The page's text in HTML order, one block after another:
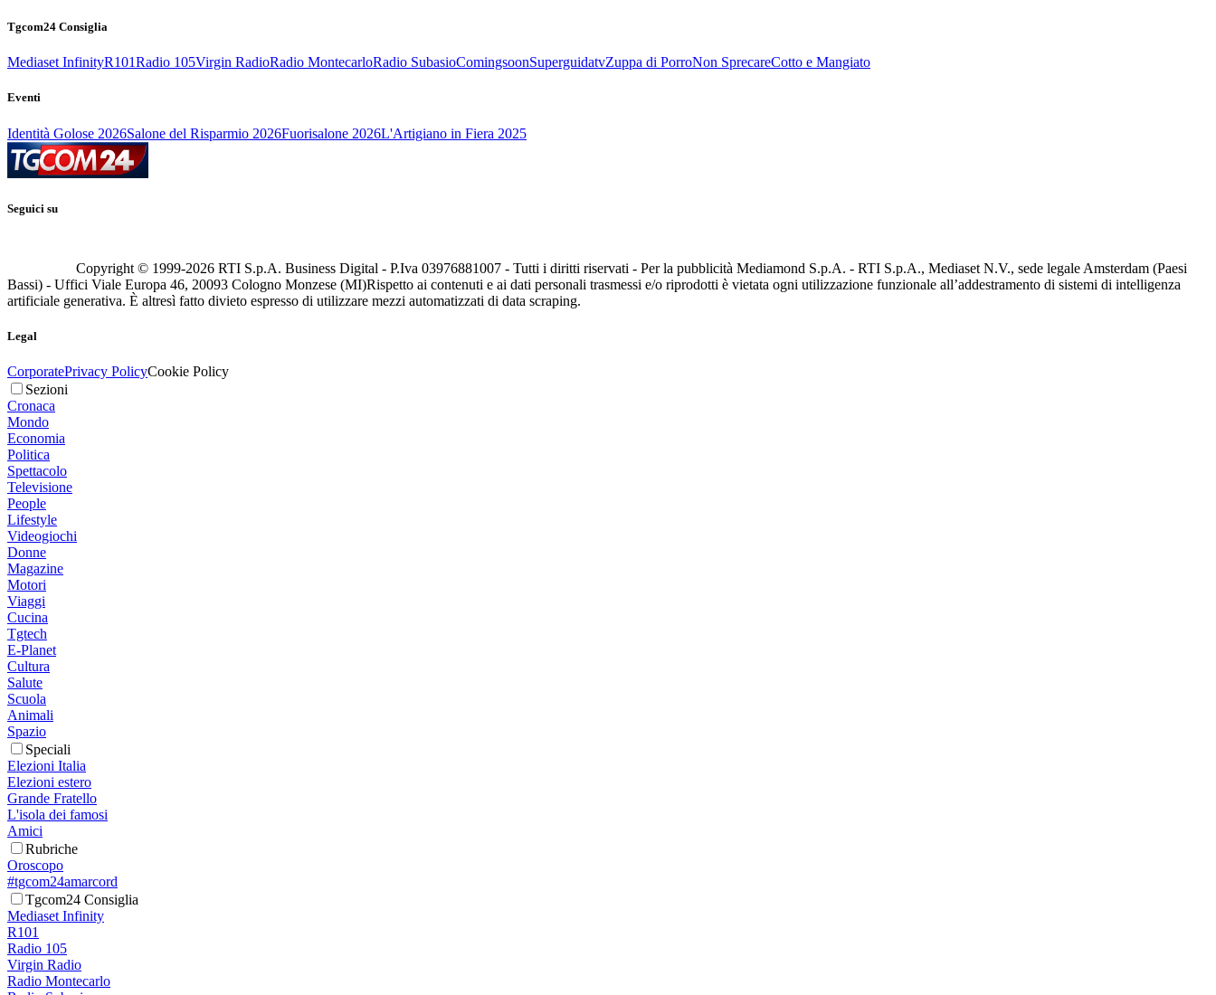
Tgcom24 Consiglia
Mediaset InfinityR101Radio 105Virgin RadioRadio MontecarloRadio SubasioComingsoonSuperguidatvZuppa di PorroNon SprecareCotto e Mangiato
Eventi
Identità Golose 2026Salone del Risparmio 2026Fuorisalone 2026L'Artigiano in Fiera 2025
Seguici su
Copyright © 1999-2026 RTI S.p.A. Business Digital - P.Iva 03976881007 - Tutti i diritti riservati - Per la pubblicità Mediamond S.p.A. - RTI S.p.A., Mediaset N.V., sede legale Amsterdam (Paesi
Bassi) - Uffici Viale Europa 46, 20093 Cologno Monzese (MI)Rispetto ai contenuti e ai dati personali trasmessi e/o riprodotti è vietata ogni utilizzazione funzionale all’addestramento di sistemi di intelligenza
artificiale generativa. È altresì fatto divieto espresso di utilizzare mezzi automatizzati di data scraping.
Legal
CorporatePrivacy PolicyCookie Policy
Sezioni
Cronaca
Mondo
Economia
Politica
Spettacolo
Televisione
People
Lifestyle
Videogiochi
Donne
Magazine
Motori
Viaggi
Cucina
Tgtech
E-Planet
Cultura
Salute
Scuola
Animali
Spazio
Speciali
Elezioni Italia
Elezioni estero
Grande Fratello
L'isola dei famosi
Amici
Rubriche
Oroscopo
#tgcom24amarcord
Tgcom24 Consiglia
Mediaset Infinity
R101
Radio 105
Virgin Radio
Radio Montecarlo